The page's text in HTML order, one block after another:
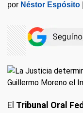
por Néstor Espósito
El Tribunal Oral